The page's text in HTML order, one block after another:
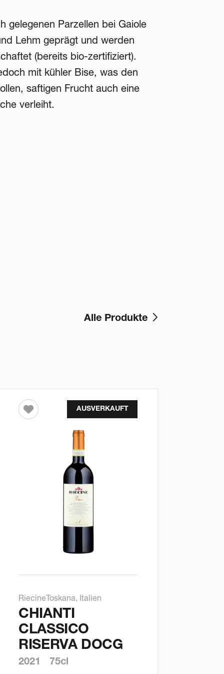
gelegenen Parzellen bei Gaiole
Lehm geprägt und werden
(bereits bio-zertifiziert).
mit kühler Bise, was den
saftigen Frucht auch eine
verleiht.
Alle Produkte
AUSVERKAUFT
RiecineToskana, Italien
CHIANTI
CLASSICO
RISERVA DOCG
2021 75cl